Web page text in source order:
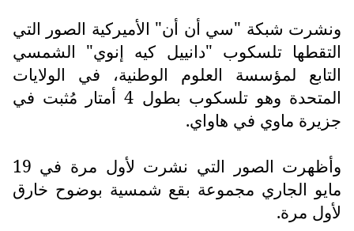
ونشرت شبكة "سي أن أن" الأميركية الصور التي
التقطها تلسكوب "دانييل كيه إنوي" الشمسي
التابع لمؤسسة العلوم الوطنية، في الولايات
المتحدة وهو تلسكوب بطول 4 أمتار مُثبت في
جزيرة ماوي في هاواي.
وأظهرت الصور التي نشرت لأول مرة في 19
مايو الجاري مجموعة بقع شمسية بوضوح خارق
لأول مرة.